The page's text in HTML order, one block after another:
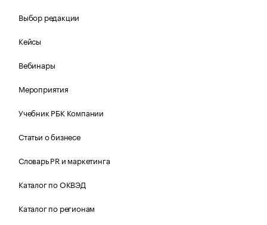
Выбор редакции
Кейсы
Вебинары
Мероприятия
Учебник РБК Компании
Статьи о бизнесе
Словарь PR и маркетинга
Каталог по ОКВЭД
Каталог по регионам